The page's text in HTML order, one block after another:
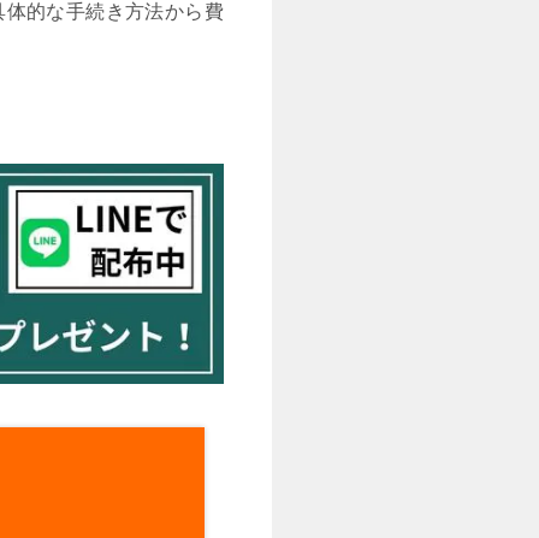
的な手続き方法から費